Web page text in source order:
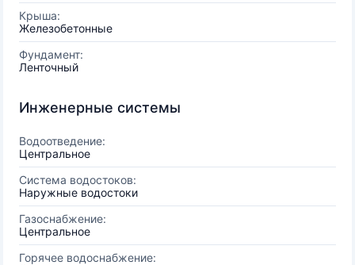
Крыша:
Железобетонные
Фундамент:
Ленточный
Инженерные системы
Водоотведение:
Центральное
Система водостоков:
Наружные водостоки
Газоснабжение:
Центральное
Горячее водоснабжение: